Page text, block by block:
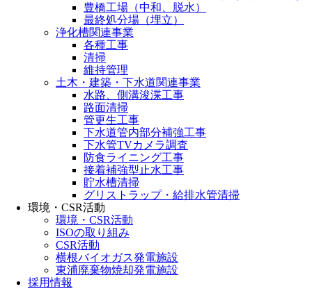
豊橋工場（中和、脱水）
最終処分場（埋立）
浄化槽関連事業
各種工事
清掃
維持管理
土木・建築・下水道関連事業
水路、側溝浚渫工事
路面清掃
管更生工事
下水道管内部分補強工事
下水管TVカメラ調査
防食ライニング工事
接着補強型止水工事
貯水槽清掃
グリストラップ・給排水管清掃
環境・CSR活動
環境・CSR活動
ISOの取り組み
CSR活動
横根バイオガス発電施設
東浦廃棄物焼却発電施設
採用情報